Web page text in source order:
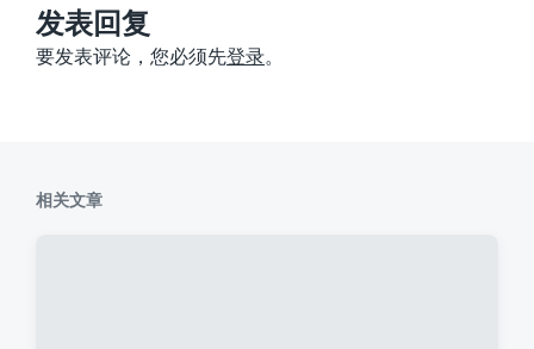
：
发表回复
要发表评论，您必须先登录。
相关文章